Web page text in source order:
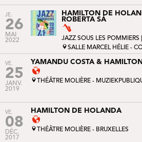
JE.
26
MAI
2022
HAMILTON DE
ROBERTA SÁ
JAZZ SOUS LES POMMIERS
SALLE MARCEL HÉLIE -
VE.
25
JANV.
2019
YAMANDU COSTA &
THÉÂTRE MOLIÈRE -
VE.
08
DÉC.
2017
HAMILTON DE HOLANDA
THÉÂTRE MOLIÈRE - BRUXELLES